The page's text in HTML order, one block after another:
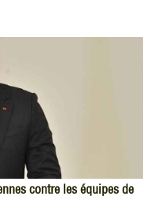
contre les équipes de